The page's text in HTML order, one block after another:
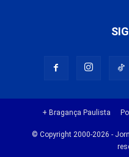
+ Bragança Paulista
© Copyright 2000-2026 -